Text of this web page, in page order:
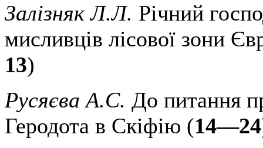
Залізняк Л.Л. Річний
мисливців лісової зони
13)
Русяєва А.С. До питання
Геродота в Скіфію (14—24